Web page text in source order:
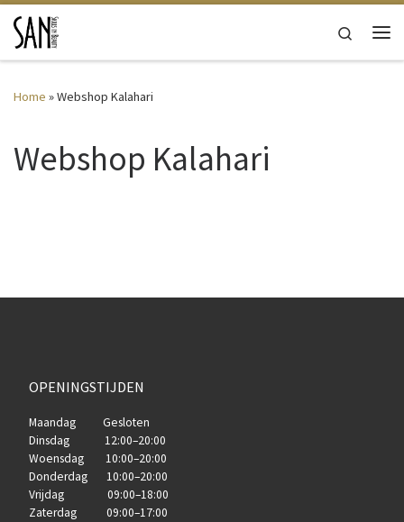
Ga naar inhoud
Search
Home »Webshop Kalahari
Webshop Kalahari
OPENINGSTIJDEN
Maandag Gesloten
Dinsdag 12:00–20:00
Woensdag 10:00–20:00
Donderdag 10:00–20:00
Vrijdag 09:00–18:00
Zaterdag 09:00–17:00